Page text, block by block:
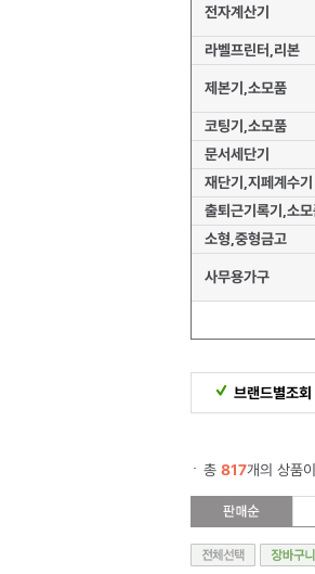
전자계산기
라벨프린터,리본
제본기,소모품
코팅기,소모품
문서세단기
재단기,지페계수기
출퇴근기록기,소모
소형,중형금고
사무용가구
브랜드별조회
총 817개의 상품